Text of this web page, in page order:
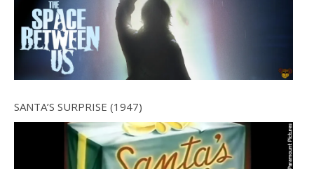
SANTA’S SURPRISE (1947)